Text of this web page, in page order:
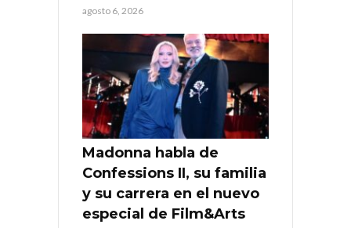
agosto 6, 2026
Madonna habla de
Confessions II, su familia
y su carrera en el nuevo
especial de Film&Arts